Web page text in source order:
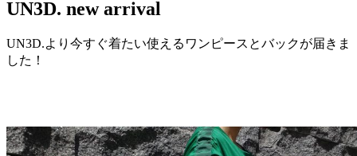
UN3D. new arrival
UN3D.より今すぐ着たい使えるワンピースとバックが届きま
した！